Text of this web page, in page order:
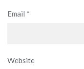
Email *
Website